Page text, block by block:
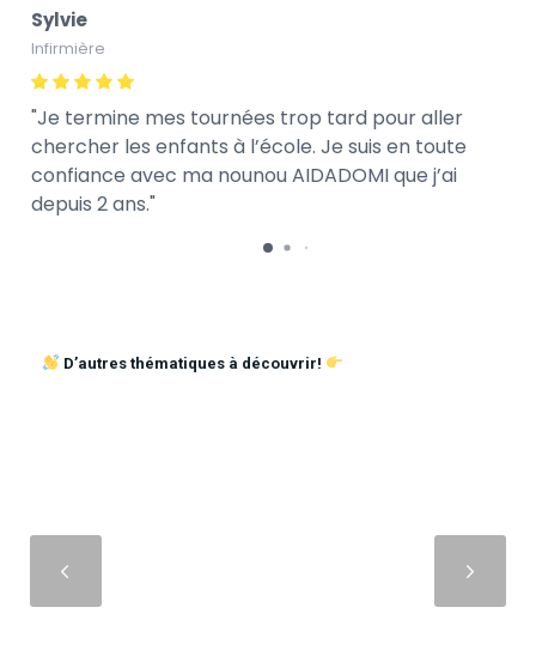
Sylvie
Infirmière
Je termine mes tournées trop tard pour aller
chercher les enfants à l’école. Je suis en toute
confiance avec ma nounou AIDADOMI que j’ai
depuis 2 ans.
D’autres thématiques à découvrir!